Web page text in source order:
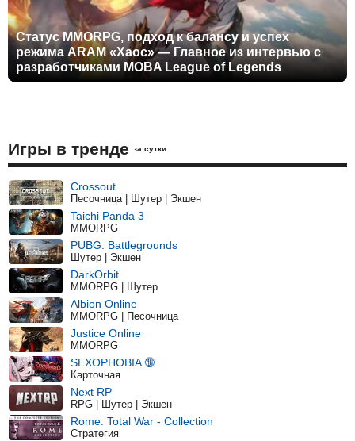
Статус MMORPG, подход к балансу и успех
режима ARAM «Хаос» — Главное из интервью с
разработчиками MOBA League of Legends
Игры в тренде за сутки
Crossout
Песочница | Шутер | Экшен
Taichi Panda 3
MMORPG
PUBG: Battlegrounds
Шутер | Экшен
DarkOrbit
MMORPG | Шутер
Albion Online
MMORPG | Песочница
Justice Online
MMORPG
SEXOPHOBIA 🔞
Карточная
Next RP
RPG | Шутер | Экшен
Rome: Total War - Collection
Стратегия